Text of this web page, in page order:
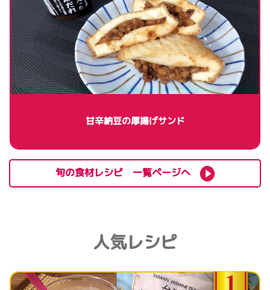
甘辛納豆の厚揚げサンド
旬の食材レシピ 一覧ページへ
人気レシピ